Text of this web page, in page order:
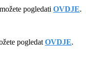
pogledati OVDJE.
pogledat OVDJE.